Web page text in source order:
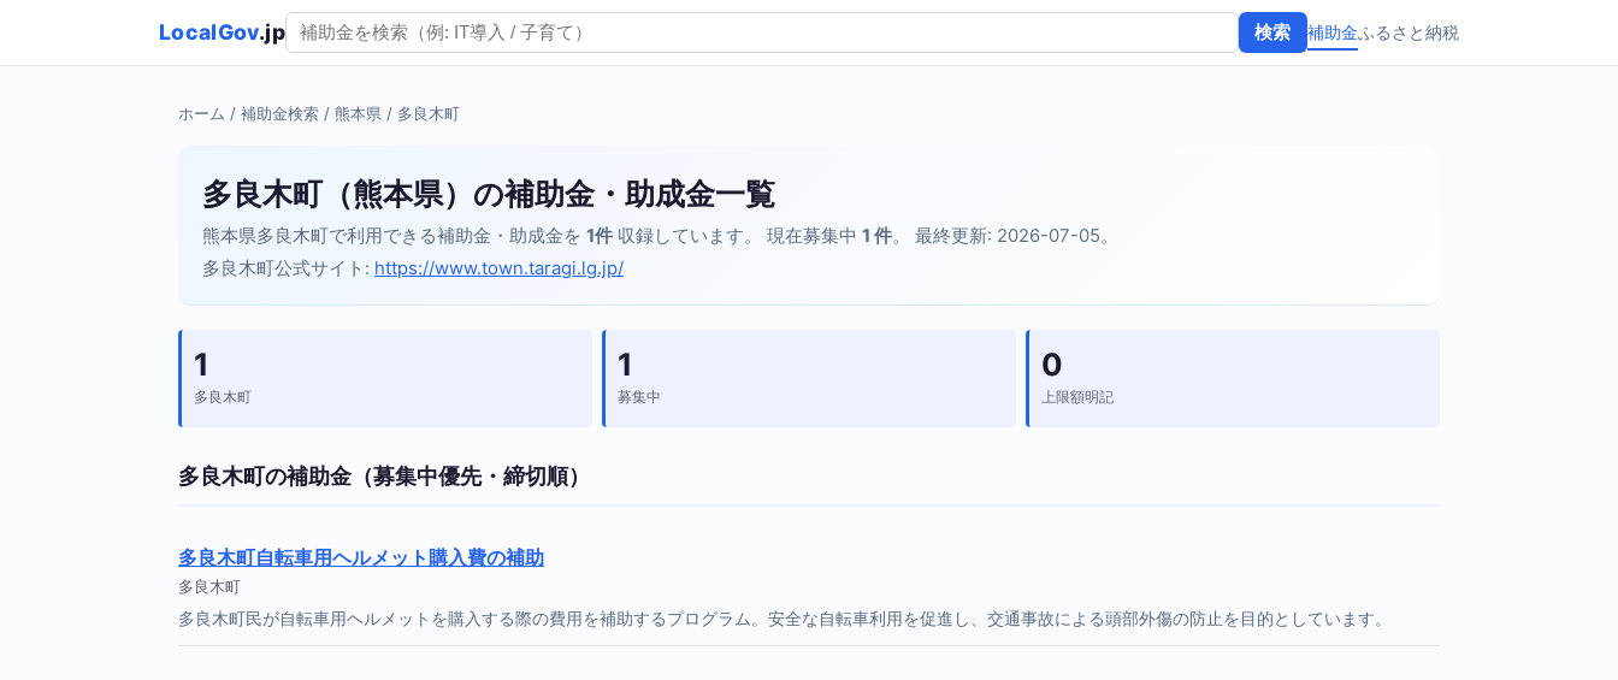
LocalGov.jp 検索 補助金ふるさと納税
ホーム / 補助金検索 / 熊本県 / 多良木町
多良木町（熊本県）の補助金・助成金一覧
熊本県多良木町で利用できる補助金・助成金を 1件 収録しています。 現在募集中 1 件。 最終更新: 2026-07-05。
多良木町公式サイト: https://www.town.taragi.lg.jp/
1
多良木町
1
募集中
0
上限額明記
多良木町の補助金（募集中優先・締切順）
多良木町自転車用ヘルメット購入費の補助
多良木町
多良木町民が自転車用ヘルメットを購入する際の費用を補助するプログラム。安全な自転車利用を促進し、交通事故による頭部外傷の防止を目的としています。